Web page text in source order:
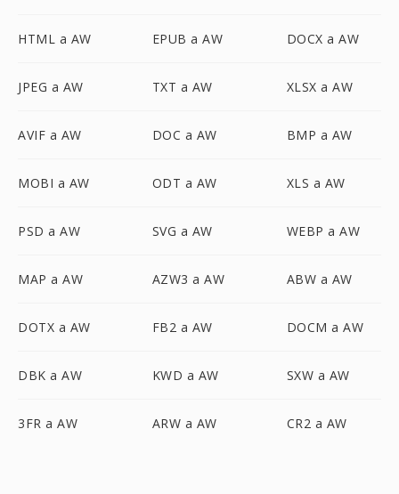
HTML a AW EPUB a AW DOCX a AW
JPEG a AW TXT a AW XLSX a AW
AVIF a AW DOC a AW BMP a AW
MOBI a AW ODT a AW XLS a AW
PSD a AW SVG a AW WEBP a AW
MAP a AW AZW3 a AW ABW a AW
DOTX a AW FB2 a AW DOCM a AW
DBK a AW KWD a AW SXW a AW
3FR a AW ARW a AW CR2 a AW